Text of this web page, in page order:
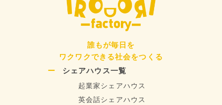
誰もが毎日を
ワクワクできる社会をつくる
シェアハウス一覧
起業家シェアハウス
英会話シェアハウス